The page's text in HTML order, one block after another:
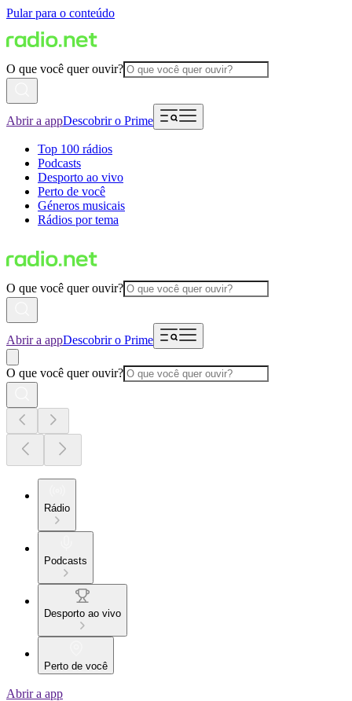
Pular para o conteúdo
O que você quer ouvir?
Abrir a appDescobrir o Prime
Top 100 rádios
Podcasts
Desporto ao vivo
Perto de você
Géneros musicais
Rádios por tema
O que você quer ouvir?
Abrir a appDescobrir o Prime
O que você quer ouvir?
Rádio
Podcasts
Desporto ao vivo
Perto de você
Abrir a app